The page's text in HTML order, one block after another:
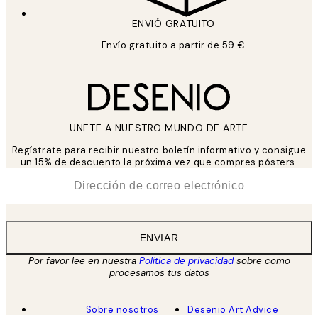
ENVIÓ GRATUITO
Envío gratuito a partir de 59 €
UNETE A NUESTRO MUNDO DE ARTE
Regístrate para recibir nuestro boletín informativo y consigue
un 15% de descuento la próxima vez que compres pósters.
ENVIAR
Por favor lee en nuestra Política de privacidadsobre como
procesamos tus datos
Sobre nosotros Desenio Art Advice